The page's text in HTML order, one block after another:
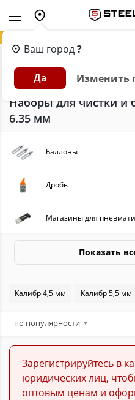
Ваш город?
Да Изменить
Главная Каталог
Аксессуары и расходники для
Наборы для чистки и
6.35 мм
Баллоны
Дробь
Магазины для
Масла, смазки для
Насосы
Показать
Калибр 4,5 мм Калибр 5,5 мм
по популярности
Зарегистрируйтесь в
юридических лиц,
оптовым ценам и